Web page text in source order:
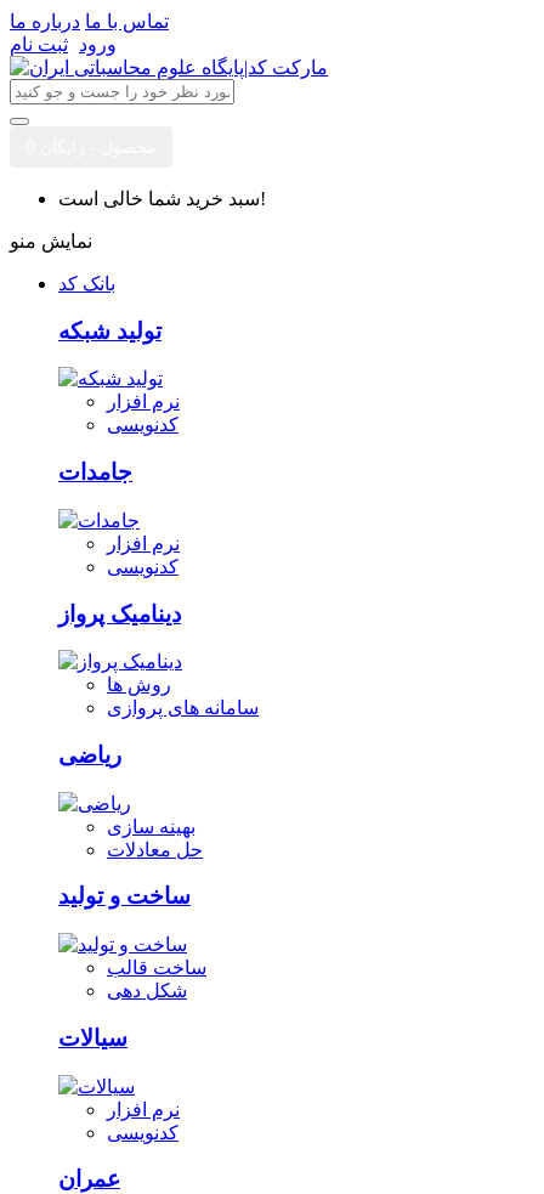
تماس با ما درباره ما
ورود ثبت نام
سبد خرید شما خالی است!
نمایش منو
بانک کد
تولید شبکه
نرم افزار
کدنویسی
جامدات
نرم افزار
کدنویسی
دینامیک پرواز
روش ها
سامانه های پروازی
ریاضی
بهینه سازی
حل معادلات
ساخت و تولید
ساخت قالب
شکل دهی
سیالات
نرم افزار
کدنویسی
عمران